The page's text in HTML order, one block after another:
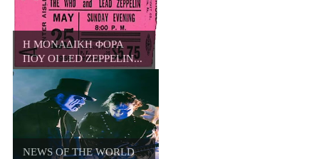
Η ΜΟΝΑΔΙΚΗ ΦΟΡΑ
ΠΟΥ ΟΙ LED ZEPPELIN...
NEWS OF THE WORLD